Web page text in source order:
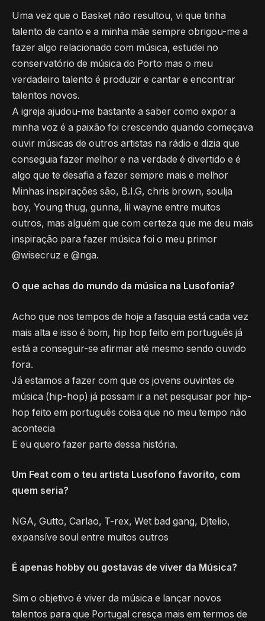
Uma vez que o Basket não resultou, vi que tinha
talento de canto e a minha mãe sempre obrigou-me a
fazer algo relacionado com música, estudei no
conservatório de música do Porto mas o meu
verdadeiro talento é produzir e cantar e encontrar
talentos novos.
A igreja ajudou-me bastante a saber como expor a
minha voz é a paixão foi crescendo quando começava
ouvir músicas de outros artistas na rádio e dizia que
conseguia fazer melhor e na verdade é divertido e é
algo que te desafia a fazer sempre mais e melhor
Minhas inspirações são, B.I.G, chris brown, soulja
boy, Young thug, gunna, lil wayne entre muitos
outros, mas alguém que com certeza que me deu mais
inspiração para fazer música foi o meu primor
@wisecruz e @nga.
O que achas do mundo da música na Lusofonia?
Acho que nos tempos de hoje a fasquia está cada vez
mais alta e isso é bom, hip hop feito em português já
está a conseguir-se afirmar até mesmo sendo ouvido
fora.
Já estamos a fazer com que os jovens ouvintes de
música (hip-hop) já possam ir a net pesquisar por hip-
hop feito em português coisa que no meu tempo não
acontecia
E eu quero fazer parte dessa história.
Um Feat com o teu artista Lusofono favorito, com
quem seria?
NGA, Gutto, Carlao, T-rex, Wet bad gang, Djtelio,
expansíve soul entre muitos outros
É apenas hobby ou gostavas de viver da Música?
Sim o objetivo é viver da música e lançar novos
talentos para que Portugal cresça mais em termos de